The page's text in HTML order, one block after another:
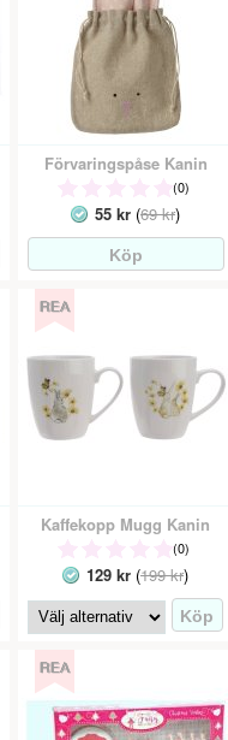
Förvaringspåse Kanin
(0)
55 kr (69 kr)
Kaffekopp Mugg Kanin
(0)
129 kr (199 kr)